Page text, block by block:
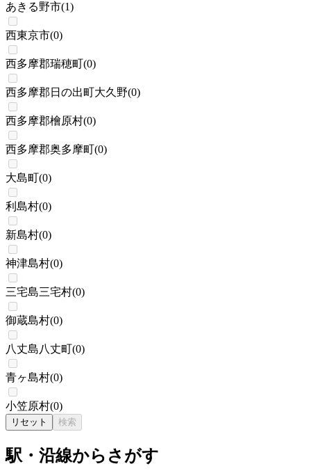
あきる野市(1)
西東京市(0)
西多摩郡瑞穂町(0)
西多摩郡日の出町大久野(0)
西多摩郡檜原村(0)
西多摩郡奥多摩町(0)
大島町(0)
利島村(0)
新島村(0)
神津島村(0)
三宅島三宅村(0)
御蔵島村(0)
八丈島八丈町(0)
青ヶ島村(0)
小笠原村(0)
リセット 検索
駅・沿線からさがす